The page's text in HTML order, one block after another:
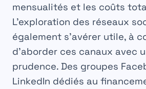
mensualités et les coûts
L’exploration des réseaux
également s’avérer utile, à
d’aborder ces canaux avec
prudence. Des groupes
LinkedIn dédiés au